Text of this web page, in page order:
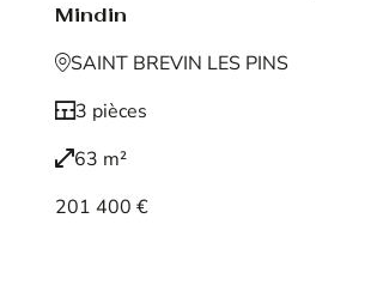
Mindin
SAINT BREVIN LES PINS
3 pièces
63 m²
201 400 €